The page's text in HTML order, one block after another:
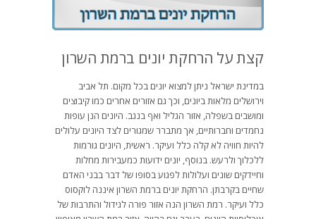
קצת על הרחקת יונים ברמת השרון
במדינת ישראל ניתן למצוא יונים בכל מקום. תל אביב
וירושלים מלאות ביונים, וכך גם אזורים אחרים כמו קיבוצים
ומושבים בשפלה, אזור הגליל ואף בנגב. היונים הנן עופות
נחמדים וחברותיים, אך מתברר שמגורים לצד היונים עלולים
להיות חוויה לא קלה כלל ועיקר. ראשית, היונים גורמות
ללכלוך ולרעש. בנוסף, יונים ידועות כמעבירות מחלות
וחיידקים שונים ועלולות לפגוע בסופו של דבר בבני האדם
שחיים בקרבתן. הרחקת יונים ברמת השרון איננה לוקסוס
כלל ועיקר. רמת השרון הנה אזור פורה לגידול והתרבות של